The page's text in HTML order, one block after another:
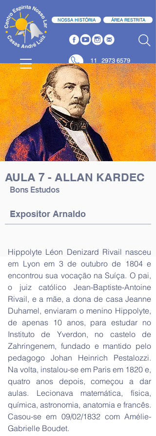
NOSSA HISTÓRIA ÁREA RESTRITA
11 2973 6579
11 2973 6580
AULA 7 - ALLAN KARDEC
Bons Estudos
Expositor Arnaldo
Hippolyte Léon Denizard Rivail nasceu
em Lyon em 3 de outubro de 1804 e
encontrou sua vocação na Suíça. O pai,
o juiz católico Jean-Baptiste-Antoine
Rivail, e a mãe, a dona de casa Jeanne
Duhamel, enviaram o menino Hippolyte,
de apenas 10 anos, para estudar no
Instituto de Yverdon, no castelo de
Zahringenem, fundado e mantido pelo
pedagogo Johan Heinrich Pestalozzi.
Na volta, instalou-se em Paris em 1820 e,
quatro anos depois, começou a dar
aulas. Lecionava matemática, física,
química, astronomia, anatomia e francês.
Casou-se em 09/02/1832 com Amélie-
Gabrielle Boudet.